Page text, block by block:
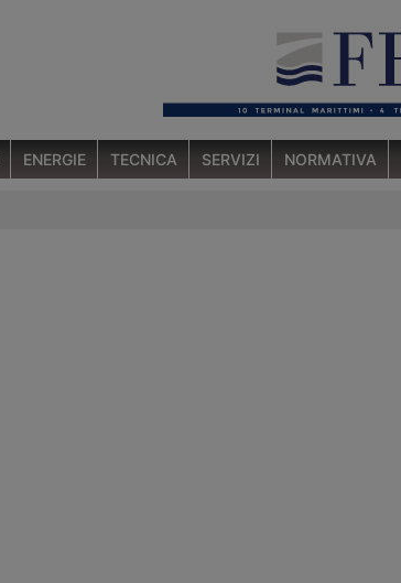
ENERGIE TECNICA SERVIZI NORMATIVA